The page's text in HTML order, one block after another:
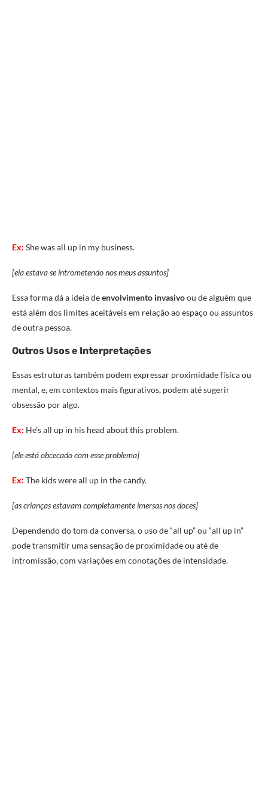
Ex: She was all up in my business.
[ela estava se intrometendo nos meus assuntos]
Essa forma dá a ideia deenvolvimento invasivoou de alguém que
está além dos limites aceitáveis em relação ao espaço ou assuntos
de outra pessoa.
Outros Usos e Interpretações
Essas estruturas também podem expressar proximidade física ou
mental, e, em contextos mais figurativos, podem até sugerir
obsessão por algo.
Ex: He’s all up in his head about this problem.
[ele está obcecado com esse problema]
Ex: The kids were all up in the candy.
[as crianças estavam completamente imersas nos doces]
Dependendo do tom da conversa, o uso de “all up” ou “all up in”
pode transmitir uma sensação de proximidade ou até de
intromissão, com variações em conotações de intensidade.